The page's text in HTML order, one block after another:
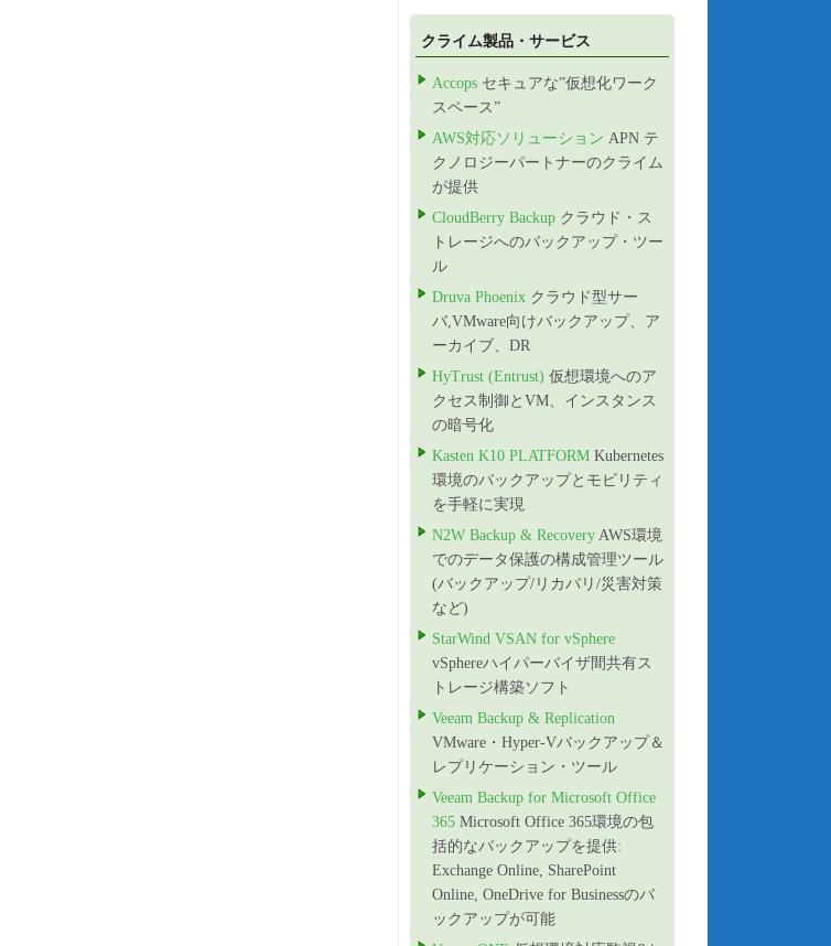
クライム製品・サービス
Accops セキュアな”仮想化ワーク
スペース”
AWS対応ソリューション APN テ
クノロジーパートナーのクライム
が提供
CloudBerry Backup クラウド・ス
トレージへのバックアップ・ツー
ル
Druva Phoenix クラウド型サー
バ,VMware向けバックアップ、ア
ーカイブ、DR
HyTrust (Entrust) 仮想環境へのア
クセス制御とVM、インスタンス
の暗号化
Kasten K10 PLATFORM Kubernetes
環境のバックアップとモビリティ
を手軽に実現
N2W Backup & Recovery AWS環境
でのデータ保護の構成管理ツール
(バックアップ/リカバリ/災害対策
など)
StarWind VSAN for vSphere
vSphereハイパーバイザ間共有ス
トレージ構築ソフト
Veeam Backup & Replication
VMware・Hyper-Vバックアップ＆
レプリケーション・ツール
Veeam Backup for Microsoft Office
365 Microsoft Office 365環境の包
括的なバックアップを提供:
Exchange Online, SharePoint
Online, OneDrive for Businessのバ
ックアップが可能